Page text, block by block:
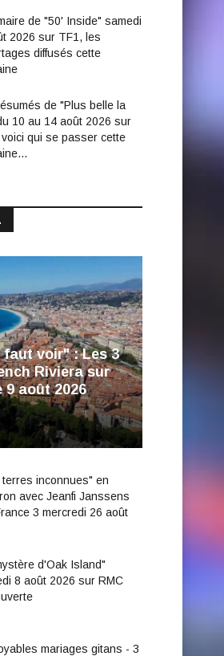
de "50' Inside" samedi
2026 sur TF1, les
diffusés cette
de "Plus belle la
10 au 14 août 2026 sur
qui se passer cette
faut voir" : Les 3
Riviera sur
9 août 2026
inconnues" en
avec Jeanfi Janssens
3 mercredi 26 août
d'Oak Island"
8 août 2026 sur RMC
mariages gitans - 3